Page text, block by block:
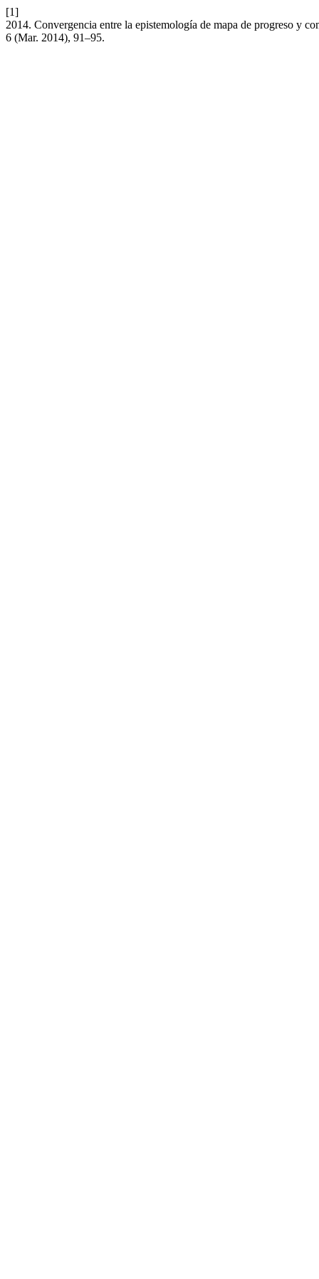
[1]
2014. Convergencia entre la epistemología de mapa de progreso y
6 (Mar. 2014), 91–95.